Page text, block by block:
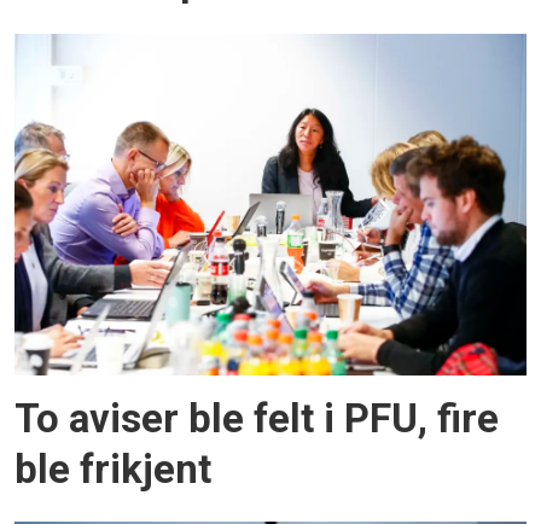
To aviser ble felt i PFU, fire
ble frikjent